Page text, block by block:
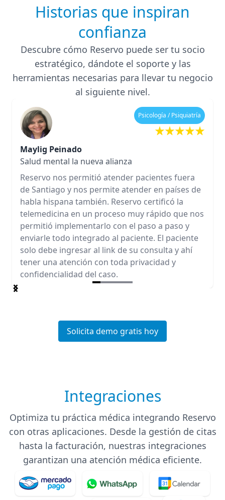
Historias que inspiran
confianza
Descubre cómo Reservo puede ser tu socio
estratégico, dándote el soporte y las
herramientas necesarias para llevar tu negocio
al siguiente nivel.
Psicología / Psiquiatría
Maylig Peinado
Salud mental la nueva alianza
Reservo nos permitió atender pacientes fuera
de Santiago y nos permite atender en países de
habla hispana también. Reservo certificó la
telemedicina en un proceso muy rápido que nos
permitió implementarlo con el paso a paso y
enviarle todo integrado al paciente. El paciente
solo debe ingresar al link de su consulta y ahí
tener una atención con toda privacidad y
confidencialidad del caso.
Item
Solicita demo gratis hoy
Integraciones
Optimiza tu práctica médica integrando Reservo
con otras aplicaciones. Desde la gestión de citas
hasta la facturación, nuestras integraciones
garantizan una atención médica eficiente.